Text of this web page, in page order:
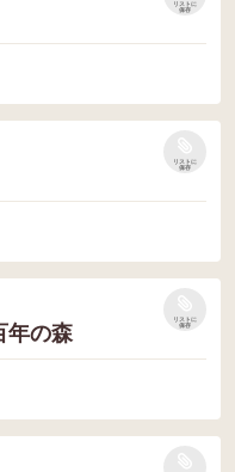
リストに
保存
リストに
保存
の森
リストに
保存